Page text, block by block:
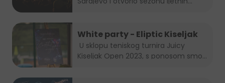
White party - Eliptic Kiseljak
Kiseljak Open 2023, s ponosom smo...